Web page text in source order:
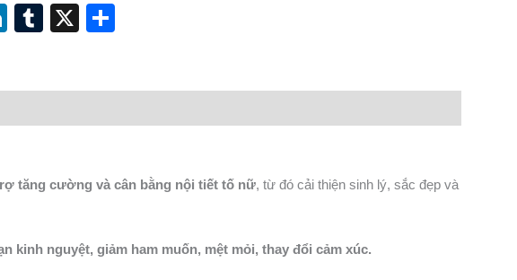
LinkedIn
Tumblr
X Share
tăng cường và cân bằng nội tiết tố nữ, từ đó cải thiện sinh lý, sắc đẹp và
kinh nguyệt, giảm ham muốn, mệt mỏi, thay đổi cảm xúc.